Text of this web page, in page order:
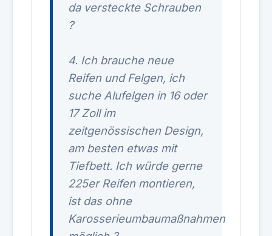
da versteckte Schrauben
?
4. Ich brauche neue
Reifen und Felgen, ich
suche Alufelgen in 16 oder
17 Zoll im
zeitgenössischen Design,
am besten etwas mit
Tiefbett. Ich würde gerne
225er Reifen montieren,
ist das ohne
Karosserieumbaumaßnahmen